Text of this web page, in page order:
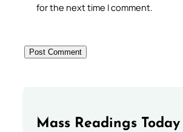
for the next time I comment.
Mass Readings